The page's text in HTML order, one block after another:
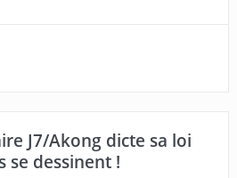
J7/Akong dicte sa loi
se dessinent !